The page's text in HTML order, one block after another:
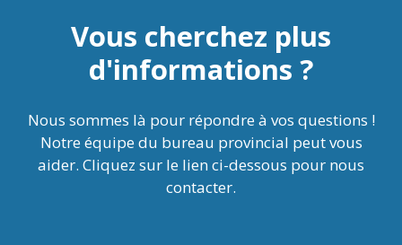
Vous cherchez plus
d'informations ?
Nous sommes là pour répondre à vos questions !
Notre équipe du bureau provincial peut vous
aider. Cliquez sur le lien ci-dessous pour nous
contacter.